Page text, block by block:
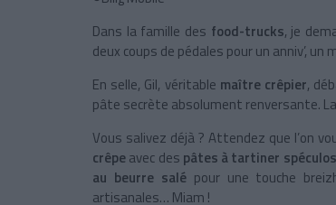
Dans la famille des food-trucks, je
deux coups de pédales pour un anniv’,
En selle, Gil, véritable maître crêpier,
pâte secrète absolument renversante.
Vous salivez déjà ? Attendez que l’on
crêpeavec des pâtes à tartiner spéculos
au beurre salépour une touche
artisanales… Miam !